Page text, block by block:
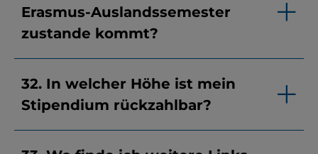
Erasmus-Auslandssemester
zustande kommt?
32. In welcher Höhe ist mein
Stipendium rückzahlbar?